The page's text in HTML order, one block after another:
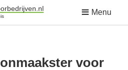
Menu
voor